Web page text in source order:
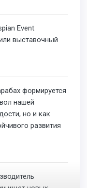
Event
выставочный
формируется
нашей
но и как
развития